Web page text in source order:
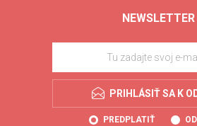
NEWSLETTER
PRIHLÁSIŤ SA K
PREDPLATIŤ